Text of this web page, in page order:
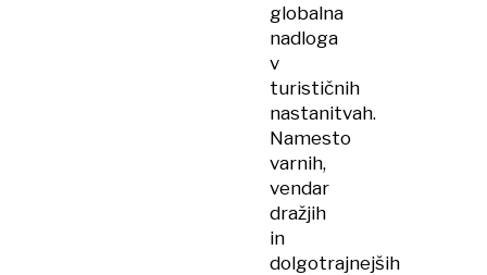
globalna
nadloga
v
turističnih
nastanitvah.
Namesto
varnih,
vendar
dražjih
in
dolgotrajnejših